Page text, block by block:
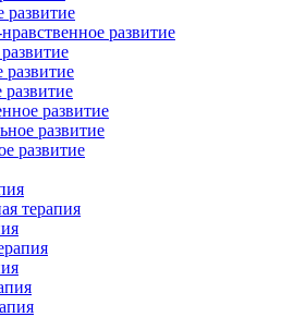
развитие
развитие
развитие
развитие
развитие
развитие
терапия